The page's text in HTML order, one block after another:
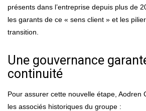
présents dans l’entreprise depuis plus de
les garants de ce « sens client » et les
transition.
Une gouvernance
continuité
Pour assurer cette nouvelle étape, Aodren
les associés historiques du groupe :